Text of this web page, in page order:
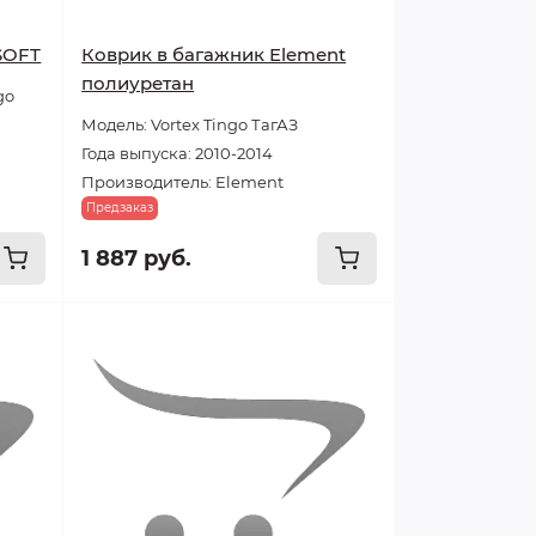
Коврик в багажник Element
полиуретан
Модель: Vortex Tingo ТагАЗ
Года выпуска: 2010-2014
Производитель: Element
Предзаказ
1 887 руб.